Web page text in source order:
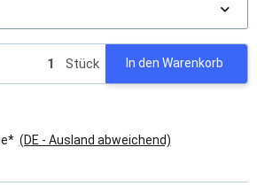
Stück In den Warenkorb
(DE - Ausland abweichend)